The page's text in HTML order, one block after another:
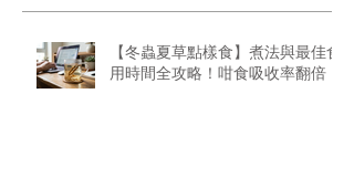
【冬蟲夏草點樣食】煮法與最佳食
用時間全攻略！咁食吸收率翻倍